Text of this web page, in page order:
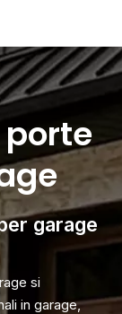
garage
si
in garage,